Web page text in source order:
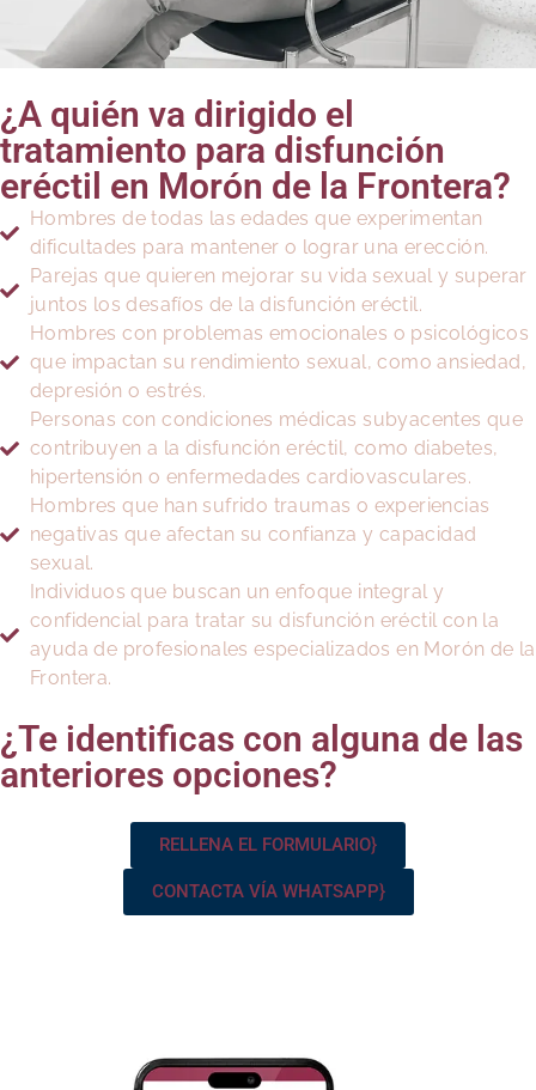
¿A quién va dirigido el
tratamiento para disfunción
eréctil en Morón de la Frontera?
Hombres de todas las edades que experimentan
dificultades para mantener o lograr una erección.
Parejas que quieren mejorar su vida sexual y superar
juntos los desafíos de la disfunción eréctil.
Hombres con problemas emocionales o psicológicos
que impactan su rendimiento sexual, como ansiedad,
depresión o estrés.
Personas con condiciones médicas subyacentes que
contribuyen a la disfunción eréctil, como diabetes,
hipertensión o enfermedades cardiovasculares.
Hombres que han sufrido traumas o experiencias
negativas que afectan su confianza y capacidad
sexual.
Individuos que buscan un enfoque integral y
confidencial para tratar su disfunción eréctil con la
ayuda de profesionales especializados en Morón de la
Frontera.
¿Te identificas con alguna de las
anteriores opciones?
RELLENA EL FORMULARIO}
CONTACTA VÍA WHATSAPP}